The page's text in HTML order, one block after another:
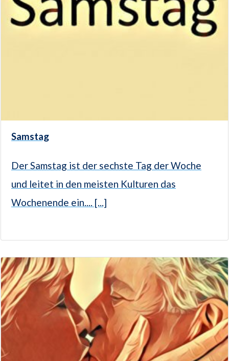
Samstag
Der Samstag ist der sechste Tag der Woche
und leitet in den meisten Kulturen das
Wochenende ein.... [...]